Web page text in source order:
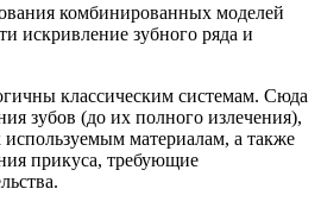
комбинированных моделей
искривление зубного ряда и
классическим системам. Сюда
зубов (до их полного излечения),
используемым материалам, а также
прикуса, требующие